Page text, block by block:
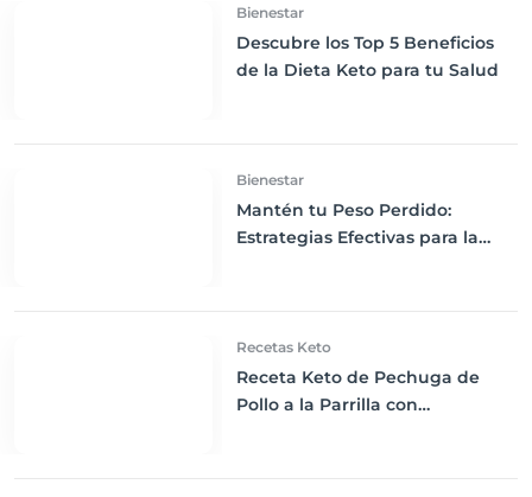
Bienestar
Descubre los Top 5 Beneficios
de la Dieta Keto para tu Salud
Bienestar
Mantén tu Peso Perdido:
Estrategias Efectivas para la
Recetas Keto
Receta Keto de Pechuga de
Pollo a la Parrilla con